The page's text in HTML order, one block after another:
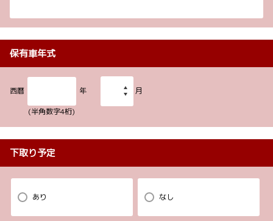
保有車年式
西暦 年
(半角数字4桁)
月
下取り予定
あり なし